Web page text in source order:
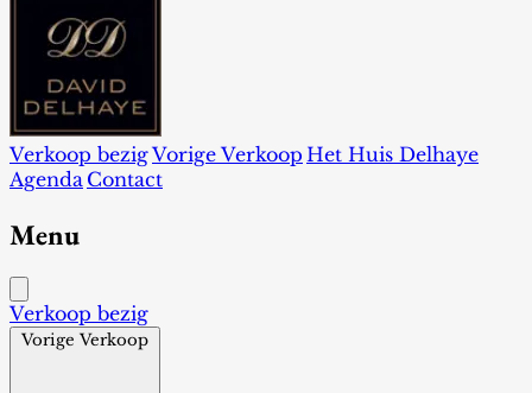
Verkoop bezigVorige Verkoop Het Huis Delhaye
Agenda Contact
Menu
Verkoop bezig
Vorige Verkoop